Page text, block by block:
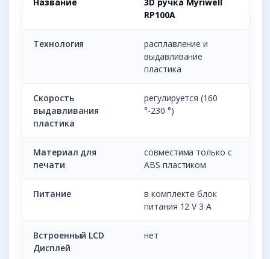
RP100A
Технология
расплавление и
выдавливание
пластика
Скорость
выдавливания
пластика
регулируется (160
°-230 °)
Материал для
печати
совместима только с
ABS пластиком
Питание
в комплекте блок
питания 12 V 3 A
Встроенный LCD
Дисплей
нет